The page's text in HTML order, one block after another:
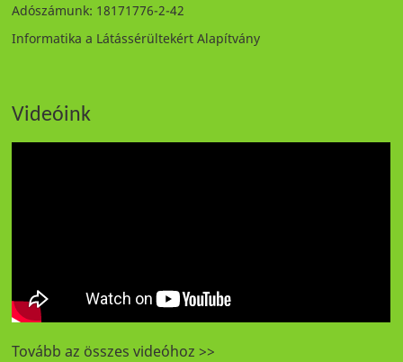
Adószámunk: 18171776-2-42
Informatika a Látássérültekért Alapítvány
Videóink
Tovább az összes videóhoz >>